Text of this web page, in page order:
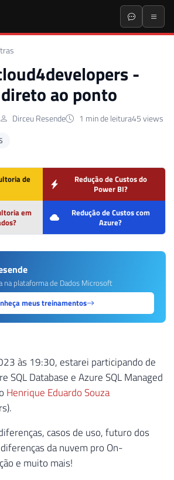
-
ao ponto
Dirceu Resende 1 min de leitura45 views
de
Redução de Custos do
Power BI?
em
Redução de Custos com
Azure?
na plataforma de Dados Microsoft
meus treinamentos
às 19:30, estarei participando de
SQL Database e Azure SQL Managed
Henrique Eduardo Souza
casos de uso, futuro dos
da nuvem pro On-
e muito mais!